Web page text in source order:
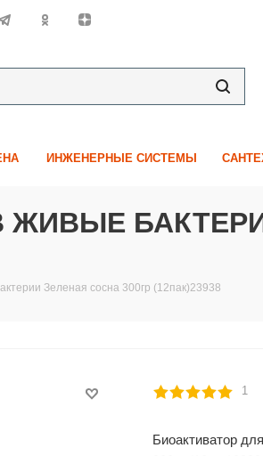
ИНЖЕНЕРНЫЕ СИСТЕМЫ
ЖИВЫЕ
Зеленая сосна 300гр (12пак)23938
1
Биоактиватор